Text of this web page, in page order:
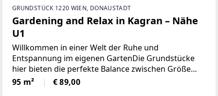
GRUNDSTÜCK 1220 WIEN, DONAUSTADT
Gardening and Relax in Kagran – Nähe
U1
Willkommen in einer Welt der Ruhe und
Entspannung im eigenen GartenDie Grundstücke
hier bieten die perfekte Balance zwischen Größe
und Komfort - nicht zu klein und nicht zu groß,
genau richtig, um die Seele baumeln zu lassen und
95 m² € 89,00